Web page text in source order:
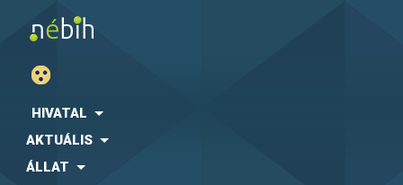
HIVATAL
AKTUÁLIS
ÁLLAT